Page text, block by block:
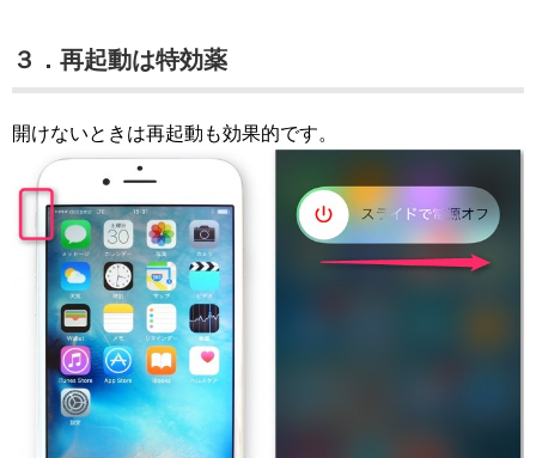
３．再起動は特効薬
開けないときは再起動も効果的です。